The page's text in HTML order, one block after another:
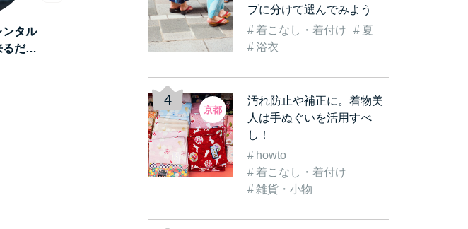
ンタル
るだ…
《和を堪能する旅》古都
「京都」をレンタル着…
着物を着て観光気分をも
っと盛り上げよう！実…
《数倍楽しくなる》着物
プに分けて選んでみよう
着こなし・着付け
夏
浴衣
汚れ防止や補正に。着物美
人は手ぬぐいを活用すべ
し！
howto
着こなし・着付け
雑貨・小物
京都